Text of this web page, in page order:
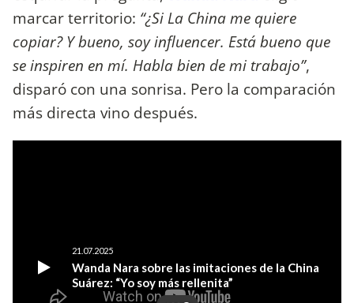
marcar territorio: “¿Si La China me quiere
copiar? Y bueno, soy influencer. Está bueno que
se inspiren en mí. Habla bien de mi trabajo”,
disparó con una sonrisa. Pero la comparación
más directa vino después.